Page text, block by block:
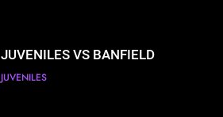
JUVENILES VS BANFIELD
JUVENILES